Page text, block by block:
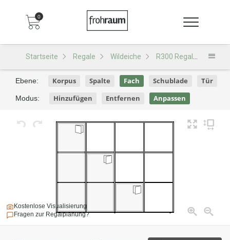
0
Startseite Regale Wildeiche R300 Regal R300
Kostenlose Visualisierung
Fragen zur Regalplanung?
Ebene: Korpus Spalte Fach Schublade Tür
Modus: Hinzufügen Entfernen Anpassen